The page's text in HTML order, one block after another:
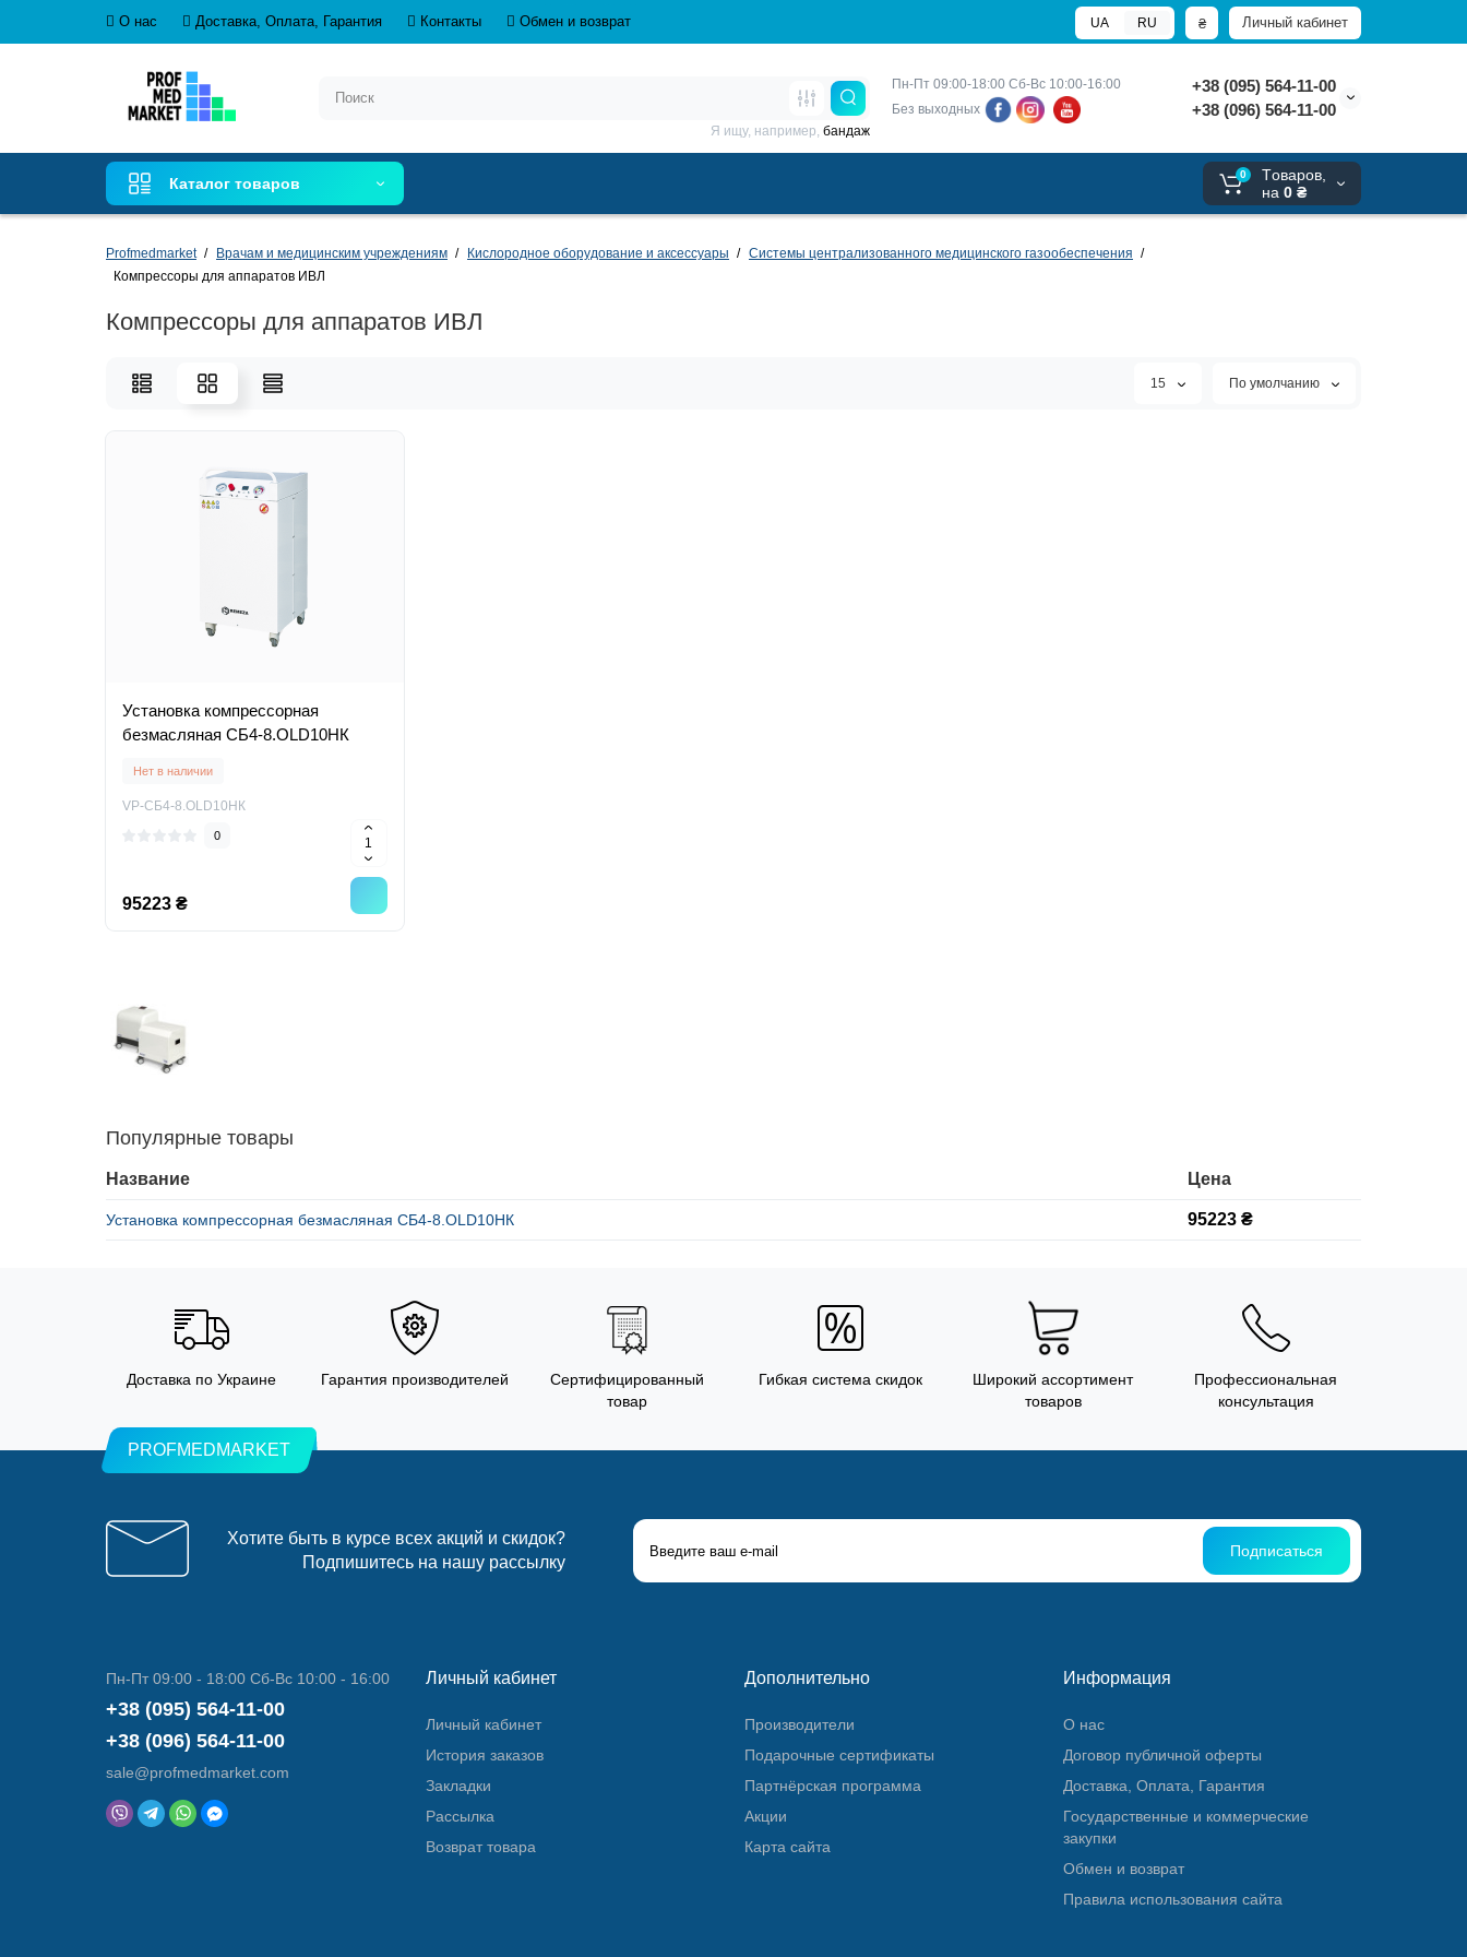
О нас Доставка, Оплата, Гарантия Контакты Обмен и возврат Личный кабинет
₴
UA RU
Пн-Пт 09:00-18:00 Сб-Вс 10:00-16:00
Без выходных
+38 (095) 564-11-00
+38 (096) 564-11-00
Я ищу, например, бандаж
Каталог товаров
0
Tоваров,
на 0 ₴
Profmedmarket Врачам и медицинским учреждениям Кислородное оборудование и аксессуары
Системы централизованного медицинского газообеспечения
Компрессоры для аппаратов ИВЛ
Компрессоры для аппаратов ИВЛ
15 По умолчанию
Установка компрессорная
безмасляная СБ4-8.OLD10НК
Нет в наличии
VP-СБ4-8.OLD10НК
0
95223 ₴
Популярные товары
Название Цена
Установка компрессорная безмасляная СБ4-8.OLD10НК 95223 ₴
Доставка по Украине Гарантия производителей
Сертифицированный
товар
Гибкая система скидок
Широкий ассортимент
товаров
Профессиональная
консультация
PROFMEDMARKET
Хотите быть в курсе всех акций и скидок?
Подпишитесь на нашу рассылку
Подписаться
Пн-Пт 09:00 - 18:00 Сб-Вс 10:00 - 16:00
+38 (095) 564-11-00
+38 (096) 564-11-00
sale@profmedmarket.com
Личный кабинет
Личный кабинет
История заказов
Закладки
Рассылка
Возврат товара
Дополнительно
Производители
Подарочные сертификаты
Партнёрская программа
Акции
Карта сайта
Информация
О нас
Договор публичной оферты
Доставка, Оплата, Гарантия
Государственные и коммерческие
закупки
Обмен и возврат
Правила использования сайта